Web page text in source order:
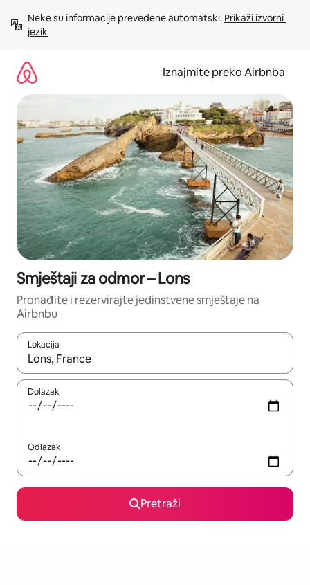
sadržaj
Neke su informacije prevedene automatski. Prikaži izvorni
jezik
Iznajmite preko Airbnba
Smještaji za odmor – Lons
Pronađite i rezervirajte jedinstvene smještaje na
Airbnbu
Lokacija
Kada budu dostupni rezultati, moći ćete ih pregledati
Dolazak
Odlazak
Pretraži